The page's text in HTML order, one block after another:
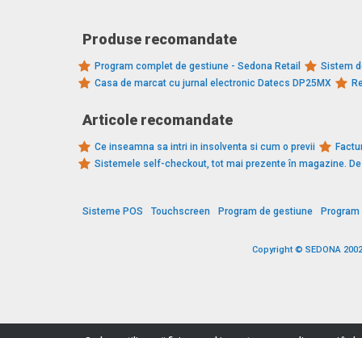
Produse recomandate
Program complet de gestiune - Sedona Retail
Sistem
Casa de marcat cu jurnal electronic Datecs DP25MX
Articole recomandate
Ce inseamna sa intri in insolventa si cum o previi
Sistemele self-checkout, tot mai prezente în magazine.
Sisteme POS Touchscreen Program de gestiune
Copyright © SEDONA